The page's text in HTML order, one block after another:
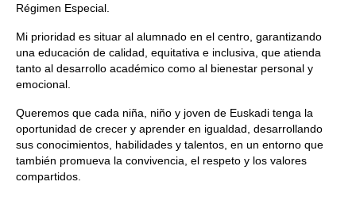
Régimen Especial.
Mi prioridad es situar al alumnado en el centro, garantizando
una educación de calidad, equitativa e inclusiva, que atienda
tanto al desarrollo académico como al bienestar personal y
emocional.
Queremos que cada niña, niño y joven de Euskadi tenga la
oportunidad de crecer y aprender en igualdad, desarrollando
sus conocimientos, habilidades y talentos, en un entorno que
también promueva la convivencia, el respeto y los valores
compartidos.